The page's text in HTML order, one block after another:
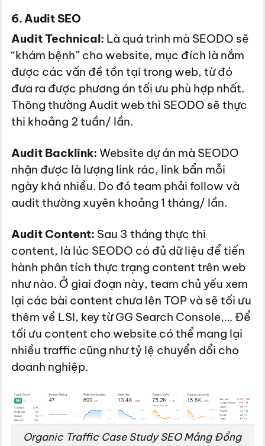
6. Audit SEO
Audit Technical: Là quá trình mà SEODO sẽ
“khám bệnh” cho website, mục đích là nắm
được các vấn đề tồn tại trong web, từ đó
đưa ra được phương án tối ưu phù hợp nhất.
Thông thường Audit web thì SEODO sẽ thực
thi khoảng 2 tuần/ lần.
Audit Backlink:Website dự án mà SEODO
nhận được là lượng link rác, link bẩn mỗi
ngày khá nhiều. Do đó team phải follow và
audit thường xuyên khoảng 1 tháng/ lần.
Audit Content: Sau 3 tháng thực thi
content, là lúc SEODO có đủ dữ liệu để tiến
hành phân tích thực trạng content trên web
như nào. Ở giai đoạn này, team chủ yếu xem
lại các bài content chưa lên TOP và sẽ tối ưu
thêm về LSI, key từ GG Search Console,… Để
tối ưu content cho website có thể mang lại
nhiều traffic cũng như tỷ lệ chuyển dổi cho
doanh nghiệp.
Organic Traffic Case Study SEO Mảng Đồng